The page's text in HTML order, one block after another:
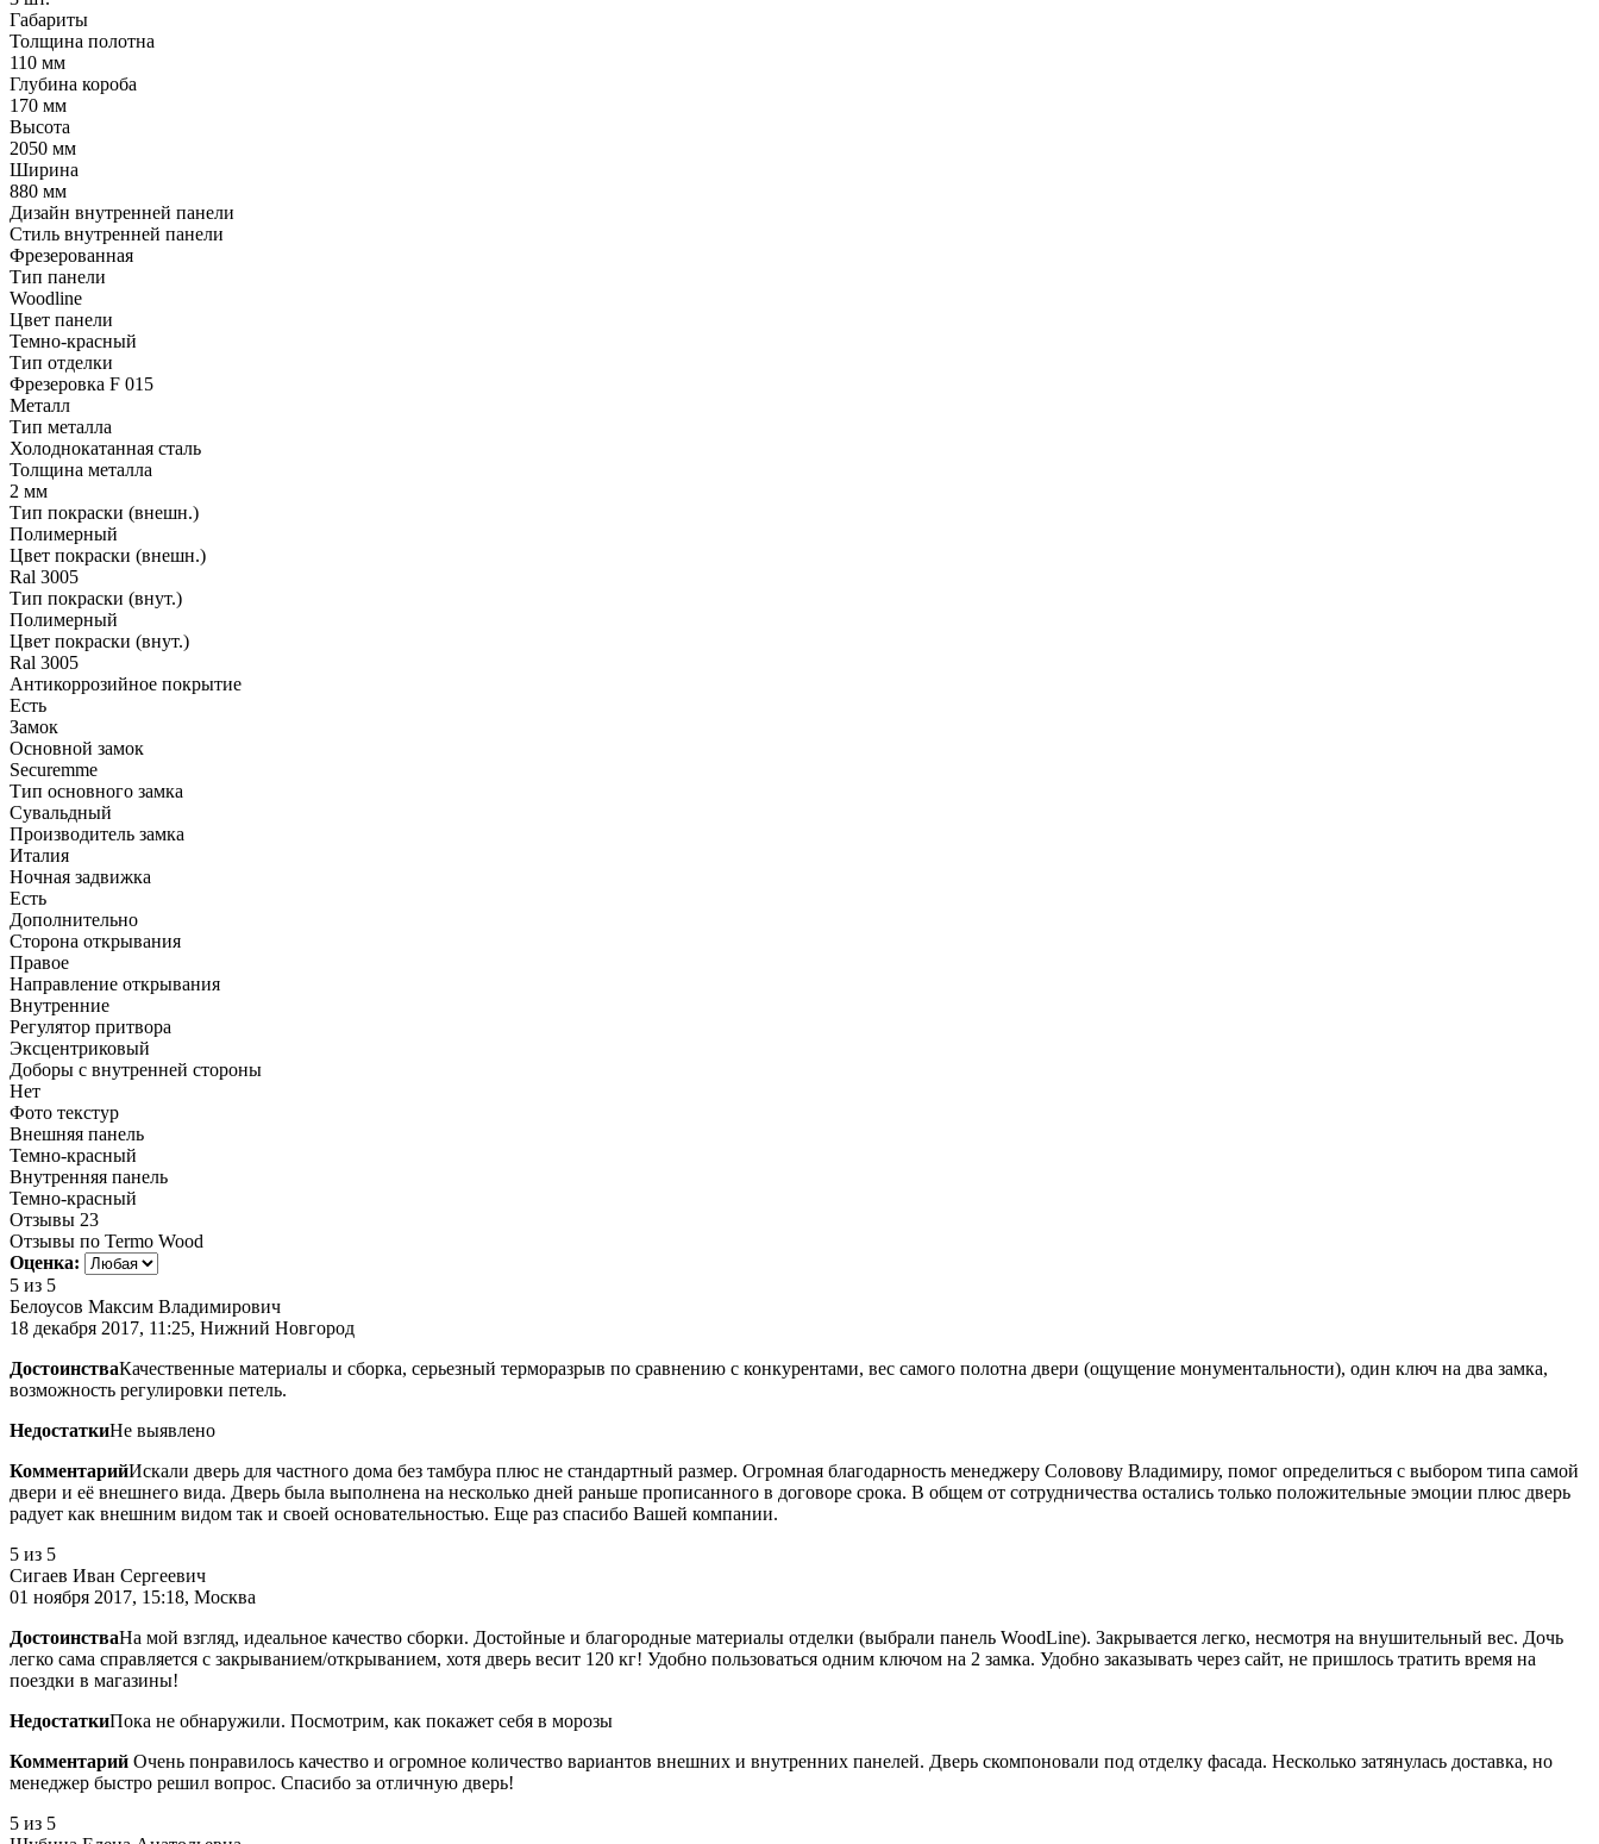
Габариты
Толщина полотна
110 мм
Глубина короба
170 мм
Высота
2050 мм
Ширина
880 мм
Дизайн внутренней панели
Стиль внутренней панели
Фрезерованная
Тип панели
Woodline
Цвет панели
Темно-красный
Тип отделки
Фрезеровка F 015
Металл
Тип металла
Холоднокатанная сталь
Толщина металла
2 мм
Тип покраски (внешн.)
Полимерный
Цвет покраски (внешн.)
Ral 3005
Тип покраски (внут.)
Полимерный
Цвет покраски (внут.)
Ral 3005
Антикоррозийное покрытие
Есть
Замок
Основной замок
Securemme
Тип основного замка
Сувальдный
Производитель замка
Италия
Ночная задвижка
Есть
Дополнительно
Сторона открывания
Правое
Направление открывания
Внутренние
Регулятор притвора
Эксцентриковый
Доборы с внутренней стороны
Нет
Фото текстур
Внешняя панель
Темно-красный
Внутренняя панель
Темно-красный
Отзывы 23
Отзывы по Termo Wood
Оценка:
5 из 5
Белоусов Максим Владимирович
18 декабря 2017, 11:25, Нижний Новгород
ДостоинстваКачественные материалы и сборка, серьезный терморазрыв по сравнению с конкурентами, вес самого полотна двери (ощущение монументальности), один ключ на два замка,
возможность регулировки петель.
НедостаткиНе выявлено
КомментарийИскали дверь для частного дома без тамбура плюс не стандартный размер. Огромная благодарность менеджеру Соловову Владимиру, помог определиться с выбором типа самой
двери и её внешнего вида. Дверь была выполнена на несколько дней раньше прописанного в договоре срока. В общем от сотрудничества остались только положительные эмоции плюс дверь
радует как внешним видом так и своей основательностью. Еще раз спасибо Вашей компании.
5 из 5
Сигаев Иван Сергеевич
01 ноября 2017, 15:18, Москва
ДостоинстваНа мой взгляд, идеальное качество сборки. Достойные и благородные материалы отделки (выбрали панель WoodLine). Закрывается легко, несмотря на внушительный вес. Дочь
легко сама справляется с закрыванием/открыванием, хотя дверь весит 120 кг! Удобно пользоваться одним ключом на 2 замка. Удобно заказывать через сайт, не пришлось тратить время на
поездки в магазины!
НедостаткиПока не обнаружили. Посмотрим, как покажет себя в морозы
Комментарий Очень понравилось качество и огромное количество вариантов внешних и внутренних панелей. Дверь скомпоновали под отделку фасада. Несколько затянулась доставка, но
менеджер быстро решил вопрос. Спасибо за отличную дверь!
5 из 5